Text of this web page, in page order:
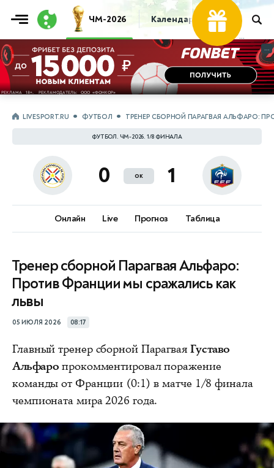
ЧМ-2026 Календарь Таблица
...
...
LIVESPORT.RU ФУТБОЛ ТРЕНЕР СБОРНОЙ ПАРАГВАЯ АЛЬФАРО:
ФУТБОЛ. ЧМ-2026. 1/8 ФИНАЛА
0 ок 1
Онлайн Live Прогноз Таблица
Тренер сборной Парагвая Альфаро:
Против Франции мы сражались как
львы
05 ИЮЛЯ 2026 08:17
Главный тренер сборной Парагвая Густаво
Альфаро прокомментировал поражение
команды от Франции (0:1) в матче 1/8 финала
чемпионата мира 2026 года.